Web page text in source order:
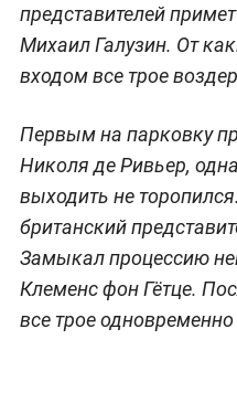
представителей
Михаил Галузин. От
входом все трое
Первым на парковку
Николя де Ривьер,
выходить не
британский
Замыкал процессию
Клеменс фон Гётце.
все трое